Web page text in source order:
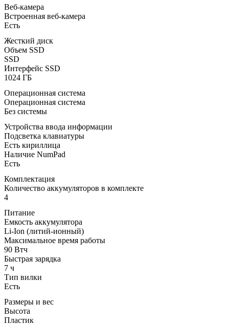
Веб-камера
Встроенная веб-камера
Есть
Жесткий диск
Объем SSD
SSD
Интерфейс SSD
1024 ГБ
Операционная система
Операционная система
Без системы
Устройства ввода информации
Подсветка клавиатуры
Есть кириллица
Наличие NumPad
Есть
Комплектация
Количество аккумуляторов в комплекте
4
Питание
Емкость аккумулятора
Li-Ion (литий-ионный)
Максимальное время работы
90 Втч
Быстрая зарядка
7 ч
Тип вилки
Есть
Размеры и вес
Высота
Пластик